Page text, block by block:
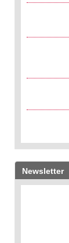
Newsletter